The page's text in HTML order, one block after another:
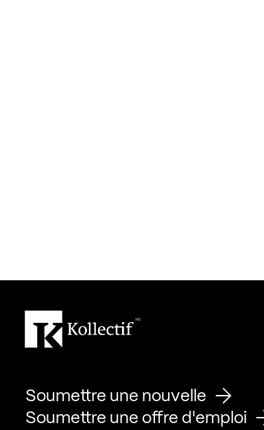
Soumettre une nouvelle
Soumettre une offre d'emploi